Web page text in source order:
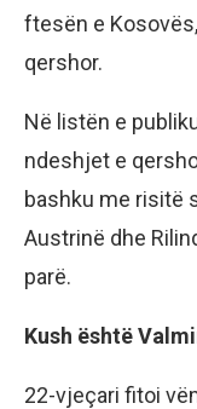
ftesën e
qershor.
Në listën e
ndeshjet e
bashku me risitë
Austrinë dhe
parë.
Kush është
22-vjeçari fitoi